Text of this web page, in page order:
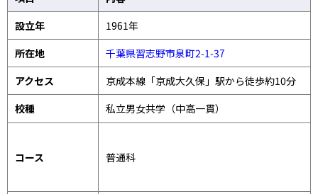
設立年
1961年
所在地
千葉県習志野市泉町2‑1‑37
アクセス
京成本線「京成大久保」駅から徒歩約10分
校種
私立男女共学（中高一貫）
コース 普通科